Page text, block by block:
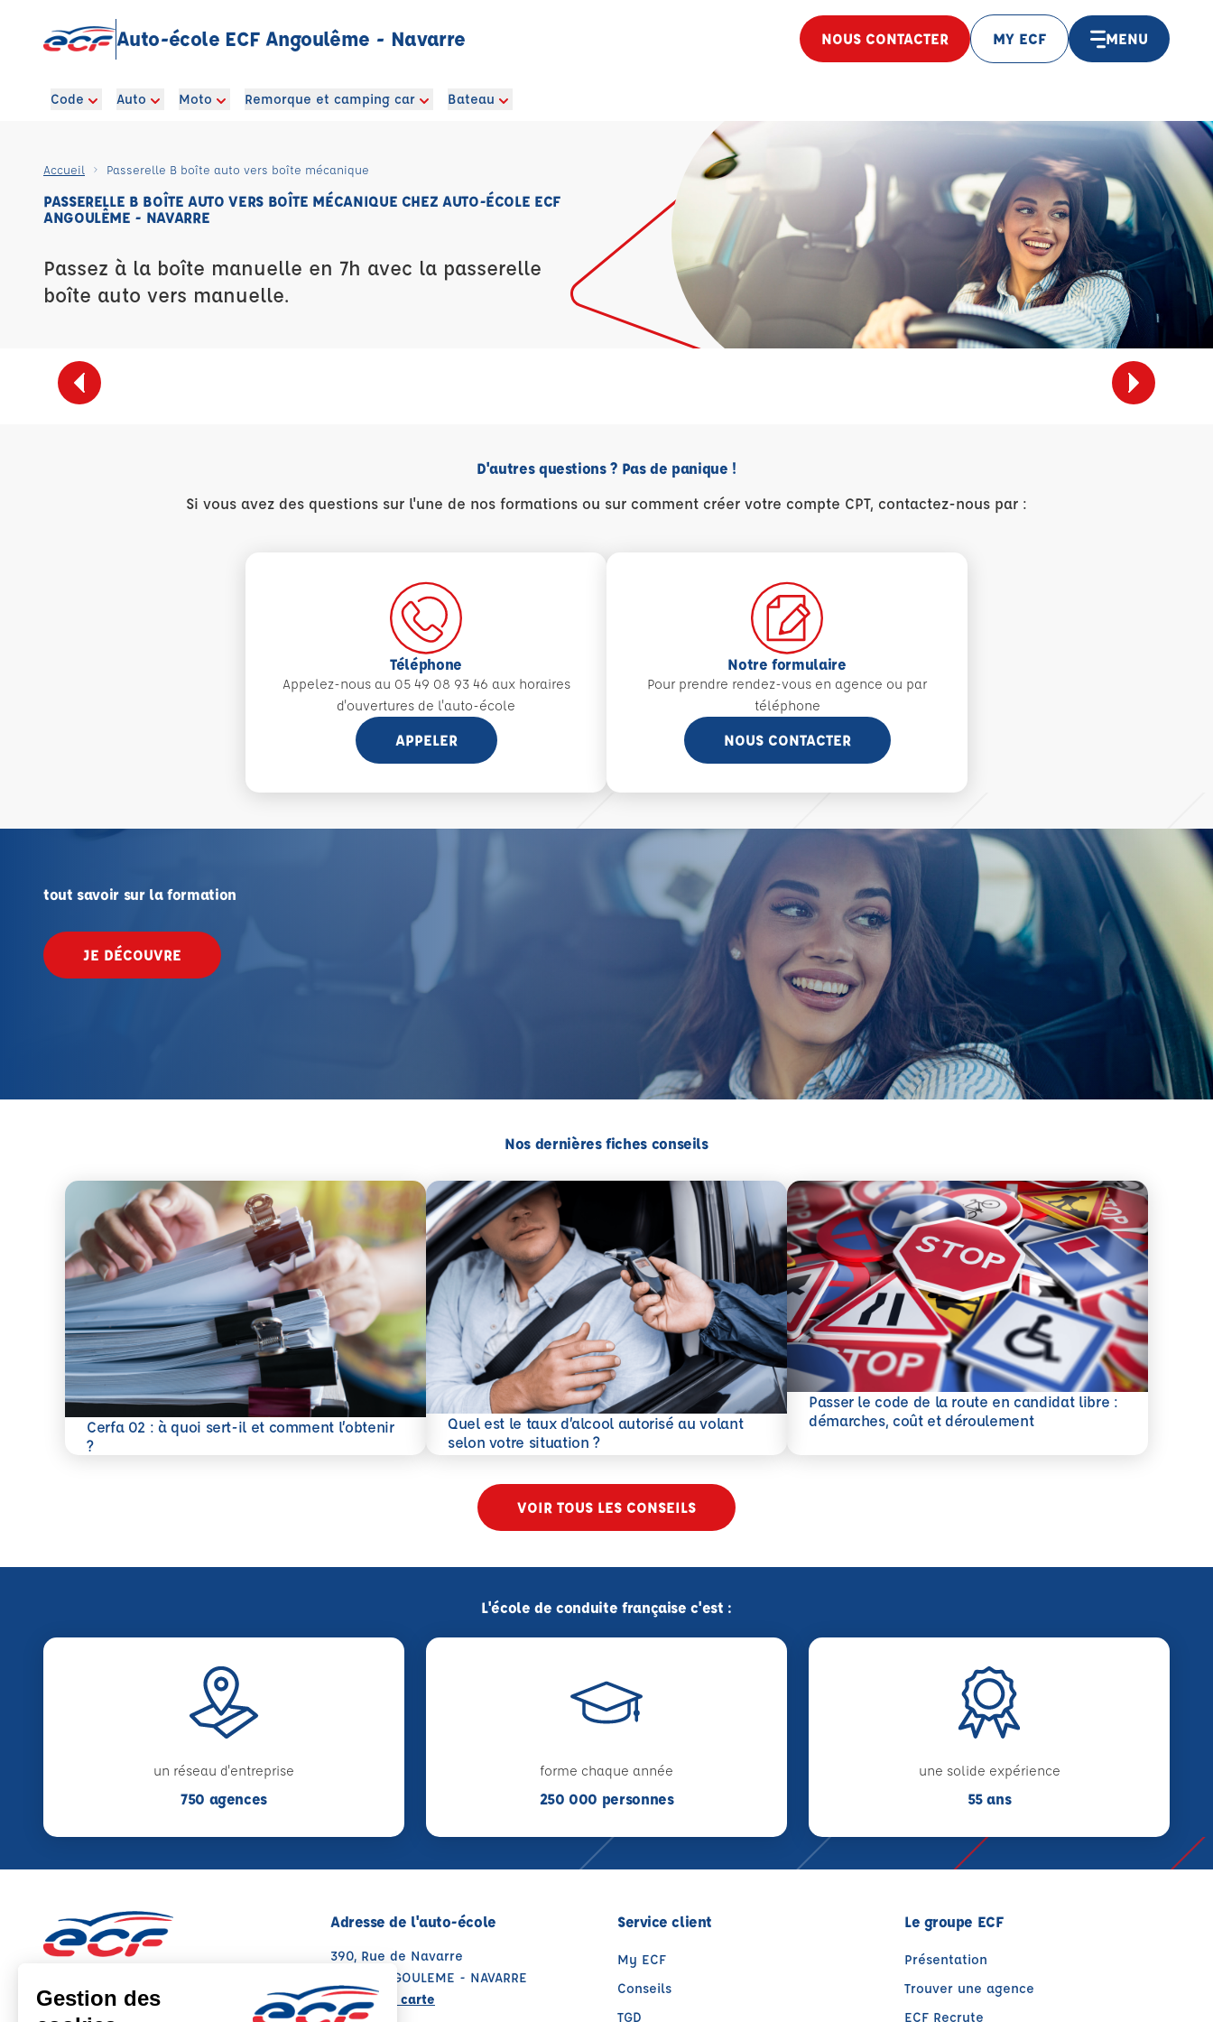
Auto-école ECF Angoulême - Navarre NOUS CONTACTER MY ECF MENU
Code Auto Moto Remorque et camping car Bateau
Accueil Passerelle B boîte auto vers boîte mécanique
PASSERELLE B BOÎTE AUTO VERS BOÎTE MÉCANIQUE CHEZ AUTO-ÉCOLE ECF
ANGOULÊME - NAVARRE
Passez à la boîte manuelle en 7h avec la passerelle
boîte auto vers manuelle.
D'autres questions ? Pas de panique !
Si vous avez des questions sur l'une de nos formations ou sur comment créer votre compte CPT, contactez-nous par :
Téléphone
Appelez-nous au 05 49 08 93 46 aux horaires
d'ouvertures de l'auto-école
APPELER
Notre formulaire
Pour prendre rendez-vous en agence ou par
téléphone
NOUS CONTACTER
tout savoir sur la formation
JE DÉCOUVRE
Nos dernières fiches conseils
Cerfa 02 : à quoi sert-il et comment l’obtenir
?
En savoir plus
Quel est le taux d’alcool autorisé au volant
selon votre situation ?
En savoir plus
Passer le code de la route en candidat libre :
démarches, coût et déroulement
En savoir plus
VOIR TOUS LES CONSEILS
L'école de conduite française c'est :
un réseau d'entreprise
750 agences
forme chaque année
250 000 personnes
une solide expérience
55 ans
Adresse de l'auto-école
390, Rue de Navarre
16000 ANGOULEME - NAVARRE
Voir sur la carte
Service client
My ECF
Conseils
TGD
Le groupe ECF
Présentation
Trouver une agence
ECF Recrute